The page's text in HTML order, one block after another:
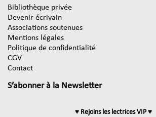
Bibliothèque privée
Devenir écrivain
Associations soutenues
Mentions légales
Politique de confidentialité
CGV
Contact
S’abonner à la Newsletter
♥ Rejoins les lectrices VIP ♥